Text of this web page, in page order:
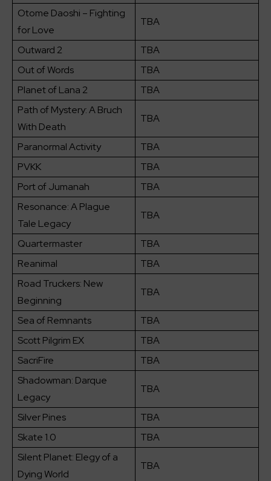
Otome Daoshi – Fighting
for Love
TBA
Outward 2
TBA
Out of Words
TBA
Planet of Lana 2
TBA
Path of Mystery: A Bruch
With Death
TBA
Paranormal Activity
TBA
PVKK
TBA
Port of Jumanah
TBA
Resonance: A Plague
Tale Legacy
TBA
Quartermaster
TBA
Reanimal
TBA
Road Truckers: New
Beginning
TBA
Sea of Remnants
TBA
Scott Pilgrim EX
TBA
SacriFire
TBA
Shadowman: Darque
Legacy
TBA
Silver Pines
TBA
Skate 1.0
TBA
Silent Planet: Elegy of a
Dying World
TBA